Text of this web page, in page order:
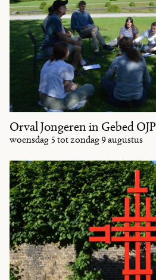
Orval Jongeren in Gebed OJP
woensdag 5 tot zondag 9 augustus